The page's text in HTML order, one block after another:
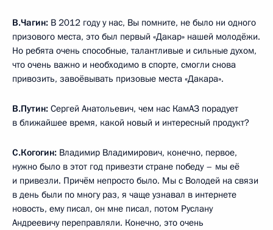
В.Чагин: В 2012 году у нас, Вы помните, не было ни одного
призового места, это был первый «Дакар» нашей молодёжи.
Но ребята очень способные, талантливые и сильные духом,
что очень важно и необходимо в спорте, смогли снова
привозить, завоёвывать призовые места «Дакара».
В.Путин: Сергей Анатольевич, чем нас КамАЗ порадует
в ближайшее время, какой новый и интересный продукт?
С.Когогин: Владимир Владимирович, конечно, первое,
нужно было в этот год привезти стране победу – мы её
и привезли. Причём непросто было. Мы с Володей на связи
в день были по многу раз, я чаще узнавал в интернете
новость, ему писал, он мне писал, потом Руслану
Андреевичу переправляли. Конечно, это очень